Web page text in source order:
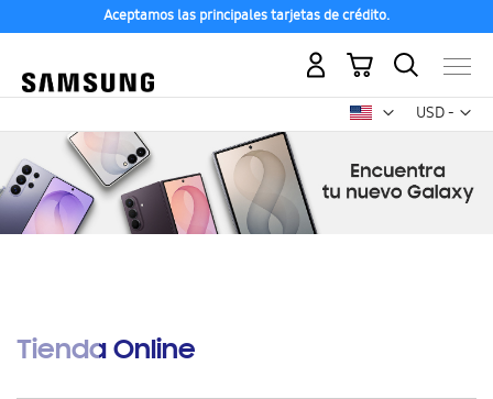
Aceptamos las principales tarjetas de crédito.
USD -
dólar
Mi carrito
Tienda Online